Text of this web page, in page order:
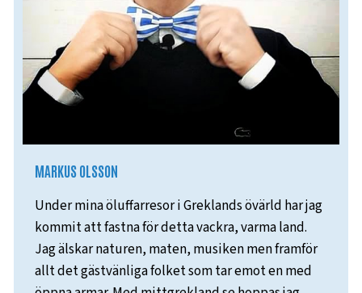
MARKUS OLSSON
Under mina öluffarresor i Greklands övärld har jag
kommit att fastna för detta vackra, varma land.
Jag älskar naturen, maten, musiken men framför
allt det gästvänliga folket som tar emot en med